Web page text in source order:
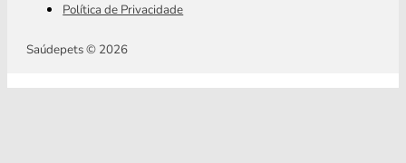
Política de Privacidade
Saúdepets © 2026